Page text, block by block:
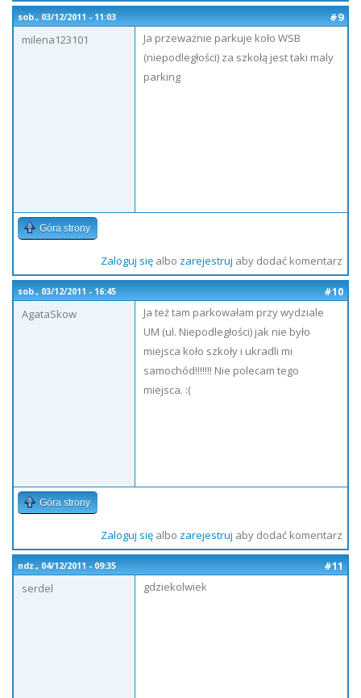
sob., 03/12/2011 - 11:03
#9
milena123101
Ja przeważnie parkuje koło WSB
(niepodległości) za szkołą jest taki maly
parking
Góra strony
Zaloguj sięalbo zarejestruj aby dodać komentarz
sob., 03/12/2011 - 16:45
#10
AgataSkow
Ja też tam parkowałam przy wydziale
UM (ul. Niepodległości) jak nie było
miejsca koło szkoły i ukradli mi
samochód!!!!!!! Nie polecam tego
miejsca. :(
Góra strony
Zaloguj sięalbo zarejestruj aby dodać komentarz
ndz., 04/12/2011 - 09:35
#11
serdel
gdziekolwiek